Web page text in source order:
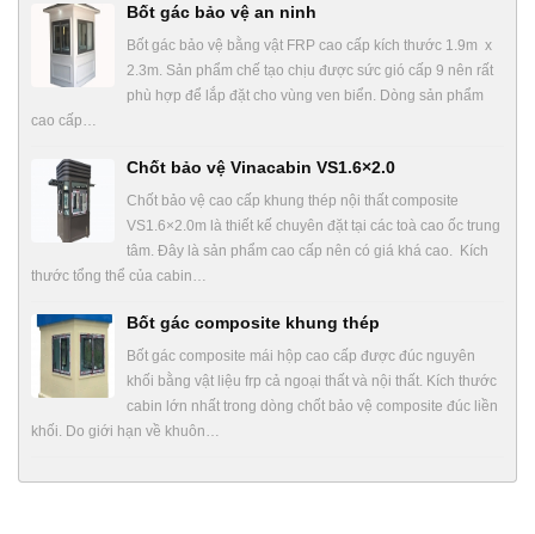
Bốt gác bảo vệ an ninh
Bốt gác bảo vệ bằng vật FRP cao cấp kích thước 1.9m x
2.3m. Sản phẩm chế tạo chịu được sức gió cấp 9 nên rất
phù hợp để lắp đặt cho vùng ven biển. Dòng sản phẩm
cao cấp…
Chốt bảo vệ Vinacabin VS1.6×2.0
Chốt bảo vệ cao cấp khung thép nội thất composite
VS1.6×2.0m là thiết kế chuyên đặt tại các toà cao ốc trung
tâm. Đây là sản phẩm cao cấp nên có giá khá cao. Kích
thước tổng thể của cabin…
Bốt gác composite khung thép
Bốt gác composite mái hộp cao cấp được đúc nguyên
khối bằng vật liệu frp cả ngoại thất và nội thất. Kích thước
cabin lớn nhất trong dòng chốt bảo vệ composite đúc liền
khối. Do giới hạn về khuôn…